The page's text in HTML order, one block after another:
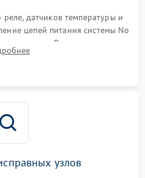
датчиков температуры и
цепей питания системы No
Ремонт или замена
сбоях алгоритмов.
узлов